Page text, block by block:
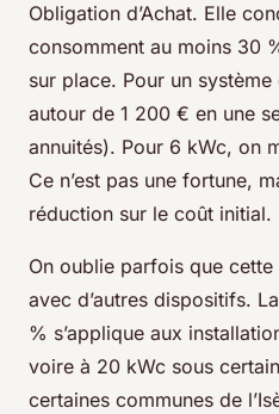
Obligation d’Achat. Elle
consomment au moins 30
sur place. Pour un
autour de 1 200 € en une
annuités). Pour 6 kWc, on
Ce n’est pas une fortune,
réduction sur le coût initial.
On oublie parfois que cette
avec d’autres dispositifs.
% s’applique aux
voire à 20 kWc sous
certaines communes de